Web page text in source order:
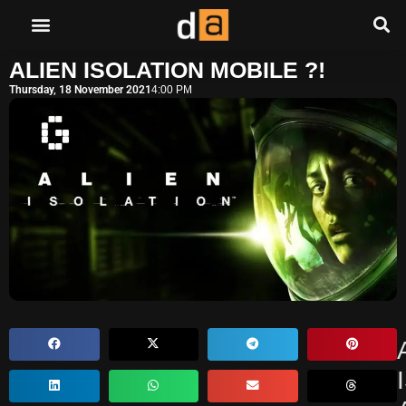
ALIEN ISOLATION MOBILE ?!
Thursday, 18 November 20214:00 PM